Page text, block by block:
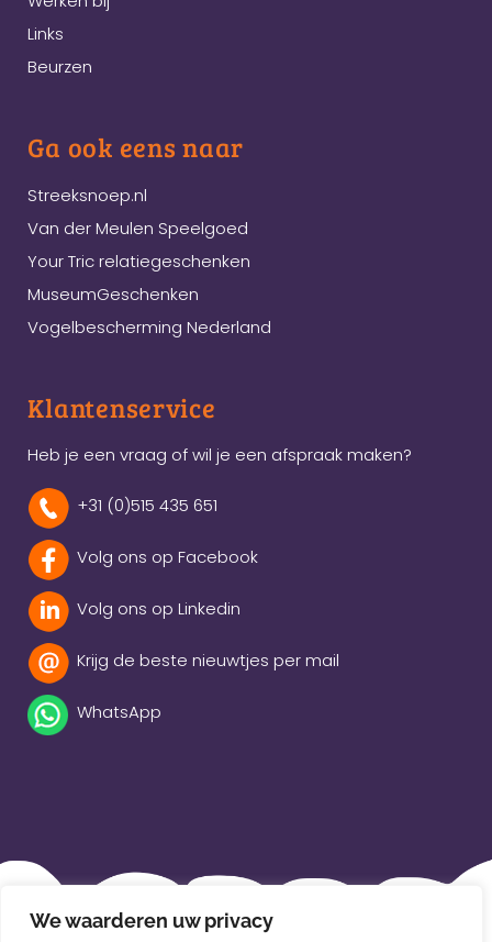
We waarderen uw privacy
Links
Beurzen
Ga ook eens naar
Streeksnoep.nl
Van der Meulen Speelgoed
Your Tric relatiegeschenken
MuseumGeschenken
Vogelbescherming Nederland
Klantenservice
Heb je een vraag of wil je een afspraak maken?
+31 (0)515 435 651
Volg ons op Facebook
Volg ons op Linkedin
Krijg de beste nieuwtjes per mail
WhatsApp
Beleidsverklaring